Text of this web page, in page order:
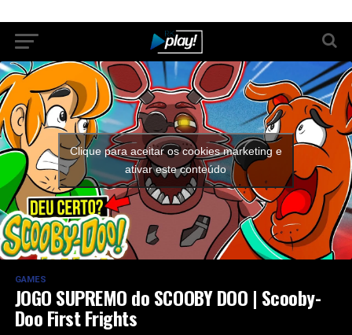
Clique para aceitar os cookies marketing e
ativar este conteúdo
GAMES
JOGO SUPREMO do SCOOBY DOO | Scooby-
Doo First Frights